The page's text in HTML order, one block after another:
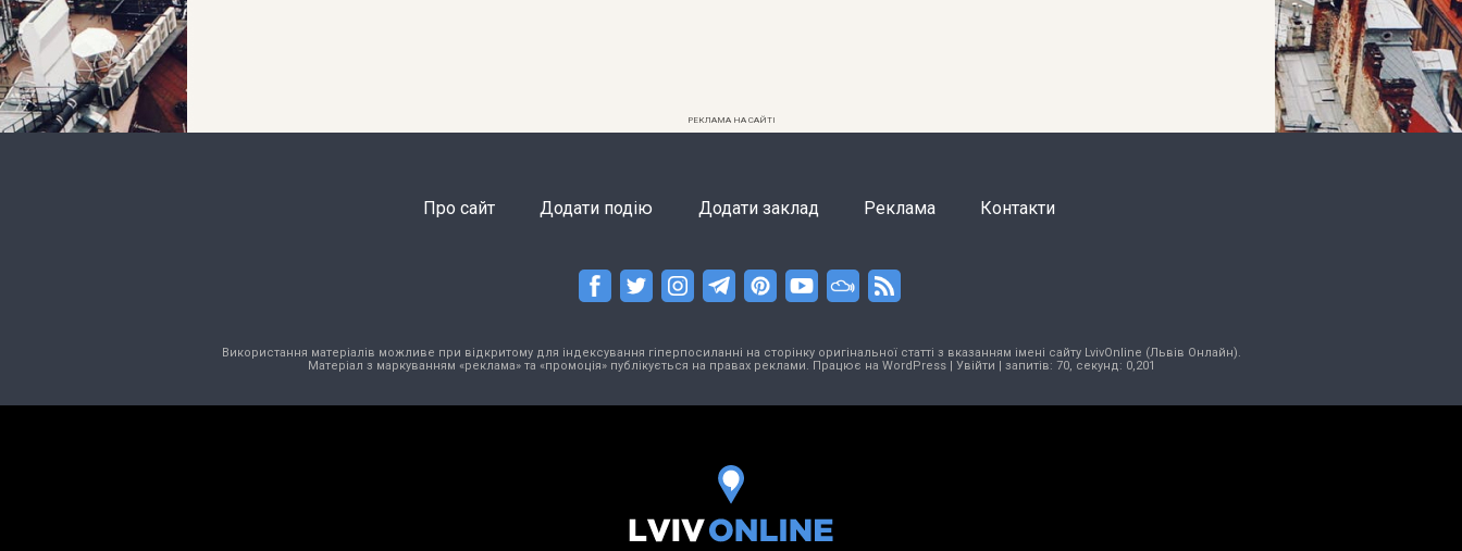
РЕКЛАМА НА САЙТІ
Про сайт Додати подію Додати заклад Реклама Контакти
Використання матеріалів можливе при відкритому для індексування гіперпосиланні на сторінку оригінальної статті з вказанням імені сайту LvivOnline (Львів Онлайн).
Матеріал з маркуванням «реклама» та «промоція» публікується на правах реклами. Працює на WordPress| Увійти | запитів: 70, секунд: 0,201